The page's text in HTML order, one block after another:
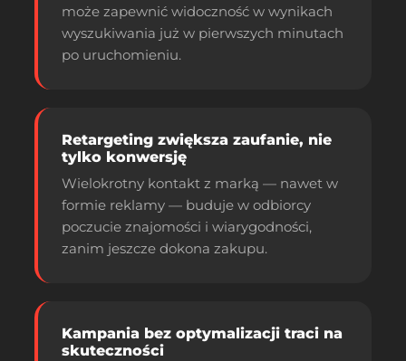
może zapewnić widoczność w wynikach
wyszukiwania już w pierwszych minutach
po uruchomieniu.
Retargeting zwiększa zaufanie, nie
tylko konwersję
Wielokrotny kontakt z marką — nawet w
formie reklamy — buduje w odbiorcy
poczucie znajomości i wiarygodności,
zanim jeszcze dokona zakupu.
Kampania bez optymalizacji traci na
skuteczności